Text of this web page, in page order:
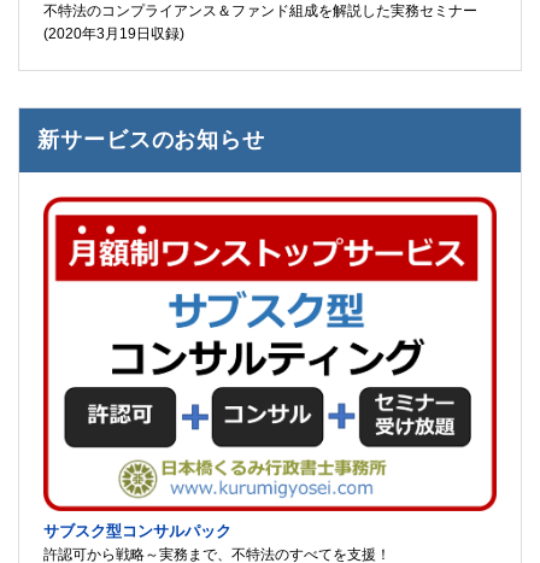
不特法のコンプライアンス＆ファンド組成を解説した実務セミナー
(2020年3月19日収録)
新サービスのお知らせ
サブスク型コンサルパック
許認可から戦略～実務まで、不特法のすべてを支援！